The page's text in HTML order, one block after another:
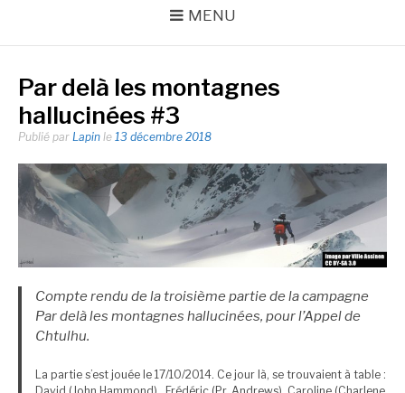
MENU
Par delà les montagnes
hallucinées #3
Publié par Lapin le 13 décembre 2018
Compte rendu de la troisième partie de la campagne
Par delà les montagnes hallucinées, pour l’Appel de
Chtulhu.
La partie s’est jouée le 17/10/2014. Ce jour là, se trouvaient à table :